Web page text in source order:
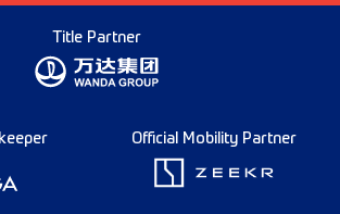
Title Partner
Official Mobility Partner